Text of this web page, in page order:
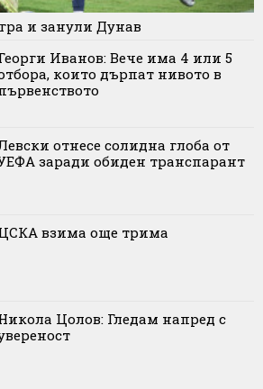
и занули Дунав
Иванов: Вече има 4 или 5
които дърпат нивото в
отнесе солидна глоба от
заради обиден транспарант
взима още трима
Цолов: Гледам напред с